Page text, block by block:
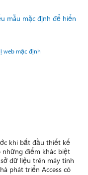
mẫu mặc định để hiển
web mặc định
khi bắt đầu thiết kế
những điểm khác biệt
dữ liệu trên máy tính
phát triển Access có